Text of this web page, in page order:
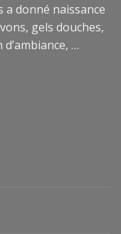
donné naissance
gels douches,
…